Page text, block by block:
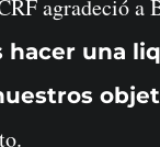
agradeció a
hacer una